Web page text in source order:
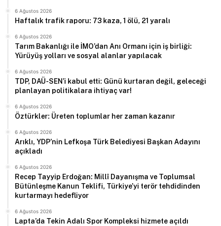
6 Ağustos 2026
Haftalık trafik raporu: 73 kaza, 1 ölü, 21 yaralı
6 Ağustos 2026
Tarım Bakanlığı ile İMO’dan Anı Ormanı için iş birliği:
Yürüyüş yolları ve sosyal alanlar yapılacak
6 Ağustos 2026
TDP, DAÜ-SEN’i kabul etti: Günü kurtaran değil, geleceği
planlayan politikalara ihtiyaç var!
6 Ağustos 2026
Öztürkler: Üreten toplumlar her zaman kazanır
6 Ağustos 2026
Arıklı, YDP’nin Lefkoşa Türk Belediyesi Başkan Adayını
açıkladı
6 Ağustos 2026
Recep Tayyip Erdoğan: Millî Dayanışma ve Toplumsal
Bütünleşme Kanun Teklifi, Türkiye’yi terör tehdidinden
kurtarmayı hedefliyor
6 Ağustos 2026
Lapta’da Tekin Adalı Spor Kompleksi hizmete açıldı